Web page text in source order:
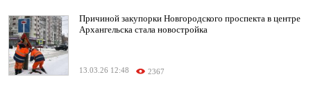
Причиной закупорки Новгородского проспекта в центре
Архангельска стала новостройка
13.03.26 12:48 2367